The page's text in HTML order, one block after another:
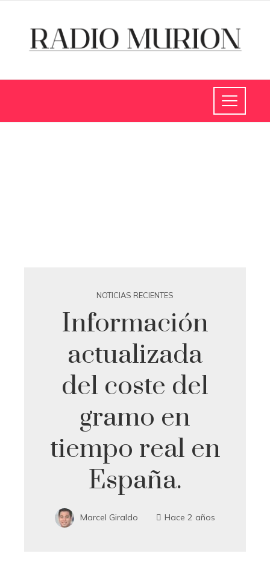
NOTICIAS RECIENTES
Información
actualizada
del coste del
gramo en
tiempo real en
España.
Marcel Giraldo Hace 2 años